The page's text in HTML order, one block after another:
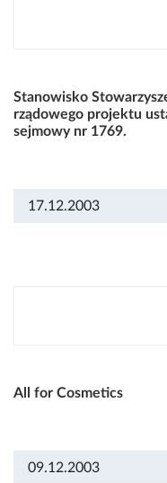
Stanowisko
rządowego projektu
sejmowy nr 1769.
17.12.2003
All for Cosmetics
09.12.2003